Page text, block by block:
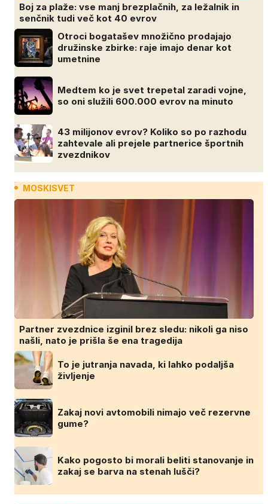
Boj za plaže: vse manj brezplačnih, za ležalnik in
senčnik tudi več kot 40 evrov
Otroci bogatašev množično prodajajo
družinske zbirke: raje imajo denar kot
umetnine
Medtem ko je svet trepetal zaradi vojne,
so oni služili 600.000 evrov na minuto
43 milijonov evrov? Koliko so po razhodu
zahtevale ali prejele partnerice športnih
zvezdnikov
MOSKISVET
Partner zvezdnice izginil brez sledu: nikoli ga niso
našli, nato je prišla še ena tragedija
To je jutranja navada, ki lahko podaljša
življenje
Zakaj novi avtomobili nimajo več rezervne
gume?
Kako pogosto bi morali beliti stanovanje in
zakaj se barva na stenah lušči?